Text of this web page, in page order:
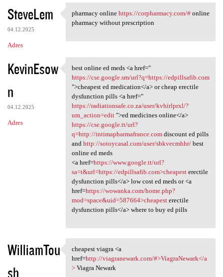
SteveLem
04.12.2025
Adres
pharmacy online https:/
pharmacy online https://corpharmacy.com/#online
pharmacy without prescription
KevinEsow
n
04.12.2025
Adres
best online ed meds <a href="
best online ed meds <a href="
https://cse.google.sm/url?q=https://edpillsafib.com
">cheapest ed medication</a> or cheap erectile
dysfunction pills <a href="
https://radiationsafe.co.za/user/kvhirlprxl/?
um_action=edit">ed medicines online</a>
https://cse.google.tt/url?
q=http://intimapharmafrance.comdiscount ed pills
and http://sotoycasal.com/user/sbkvecmhhr/best
online ed meds
<a href=https://www.google.tt/url?
sa=t&url=https://edpillsafib.com>cheapesterectile
dysfunction pills</a> low cost ed meds or <a
href=https://wowanka.com/home.php?
mod=space&uid=587664>cheapesterectile
dysfunction pills</a> where to buy ed pills
WilliamTou
sh
cheapest viagra <a href=http:
cheapest viagra <a
href=http://viagranewark.com/#>ViagraNewark</a
>Viagra Newark